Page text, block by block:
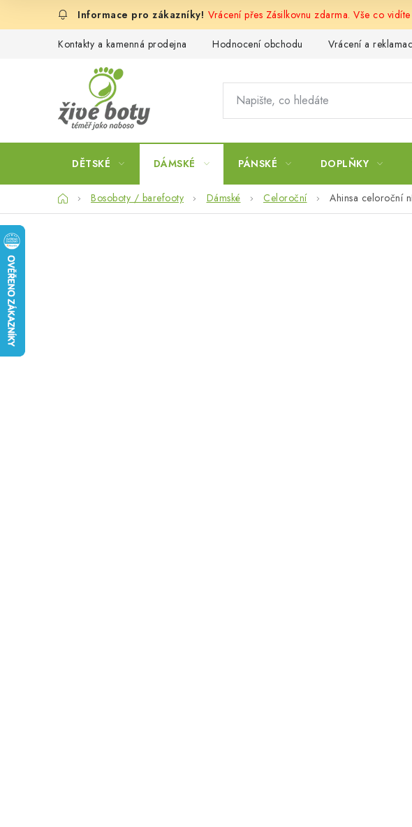
Vrácení přes Zásilkovnu zdarma. Vše co
Kontakty a kamenná prodejna Hodnocení obchodu Vrácení a
DĚTSKÉ DÁMSKÉ PÁNSKÉ DOPLŇKY
DomůBosoboty / barefooty Dámské Celoroční Ahinsa celoroční